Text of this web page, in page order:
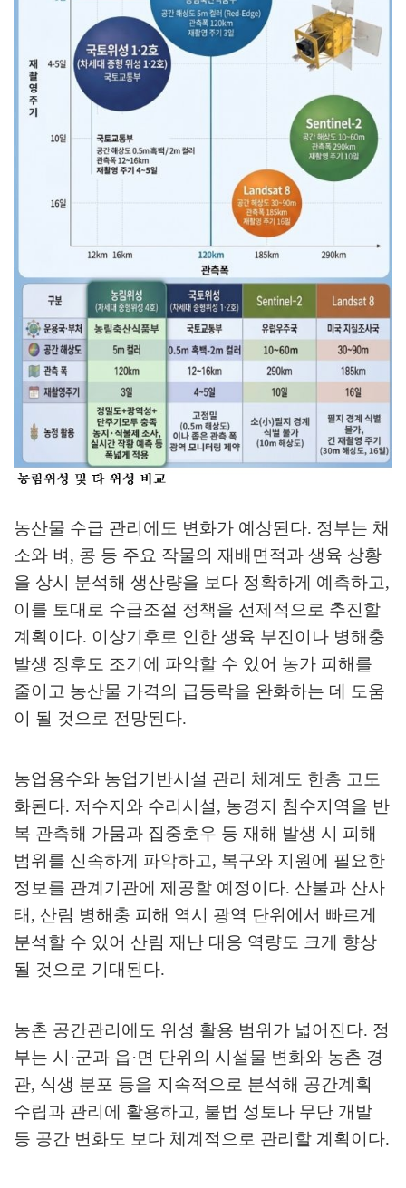
농산물 수급 관리에도 변화가 예상된다. 정부는 채
소와 벼, 콩 등 주요 작물의 재배면적과 생육 상황
을 상시 분석해 생산량을 보다 정확하게 예측하고,
이를 토대로 수급조절 정책을 선제적으로 추진할
계획이다. 이상기후로 인한 생육 부진이나 병해충
발생 징후도 조기에 파악할 수 있어 농가 피해를
줄이고 농산물 가격의 급등락을 완화하는 데 도움
이 될 것으로 전망된다.
농업용수와 농업기반시설 관리 체계도 한층 고도
화된다. 저수지와 수리시설, 농경지 침수지역을 반
복 관측해 가뭄과 집중호우 등 재해 발생 시 피해
범위를 신속하게 파악하고, 복구와 지원에 필요한
정보를 관계기관에 제공할 예정이다. 산불과 산사
태, 산림 병해충 피해 역시 광역 단위에서 빠르게
분석할 수 있어 산림 재난 대응 역량도 크게 향상
될 것으로 기대된다.
농촌 공간관리에도 위성 활용 범위가 넓어진다. 정
부는 시 ·군과 읍·면 단위의 시설물 변화와 농촌 경
관, 식생 분포 등을 지속적으로 분석해 공간계획
수립과 관리에 활용하고, 불법 성토나 무단 개발
등 공간 변화도 보다 체계적으로 관리할 계획이다.